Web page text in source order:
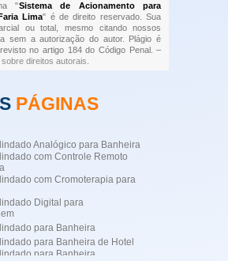
"Sistema de Acionamento para
Lima" é de direito reservado. Sua
ou total, mesmo citando nossos
sem a autorização do autor. Plágio é
no artigo 184 do Código Penal. –
sobre direitos autorais
PÁGINAS
Analógico para Banheira
com Controle Remoto
com Cromoterapia para
Digital para
para Banheira
para Banheira de Hotel
para Banheira